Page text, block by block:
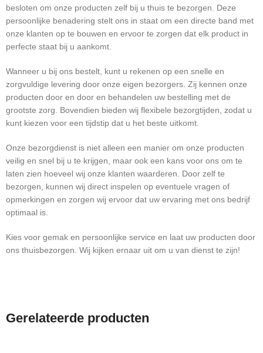
besloten om onze producten zelf bij u thuis te bezorgen. Deze
persoonlijke benadering stelt ons in staat om een directe band met
onze klanten op te bouwen en ervoor te zorgen dat elk product in
perfecte staat bij u aankomt.
Wanneer u bij ons bestelt, kunt u rekenen op een snelle en
zorgvuldige levering door onze eigen bezorgers. Zij kennen onze
producten door en door en behandelen uw bestelling met de
grootste zorg. Bovendien bieden wij flexibele bezorgtijden, zodat u
kunt kiezen voor een tijdstip dat u het beste uitkomt.
Onze bezorgdienst is niet alleen een manier om onze producten
veilig en snel bij u te krijgen, maar ook een kans voor ons om te
laten zien hoeveel wij onze klanten waarderen. Door zelf te
bezorgen, kunnen wij direct inspelen op eventuele vragen of
opmerkingen en zorgen wij ervoor dat uw ervaring met ons bedrijf
optimaal is.
Kies voor gemak en persoonlijke service en laat uw producten door
ons thuisbezorgen. Wij kijken ernaar uit om u van dienst te zijn!
Gerelateerde producten